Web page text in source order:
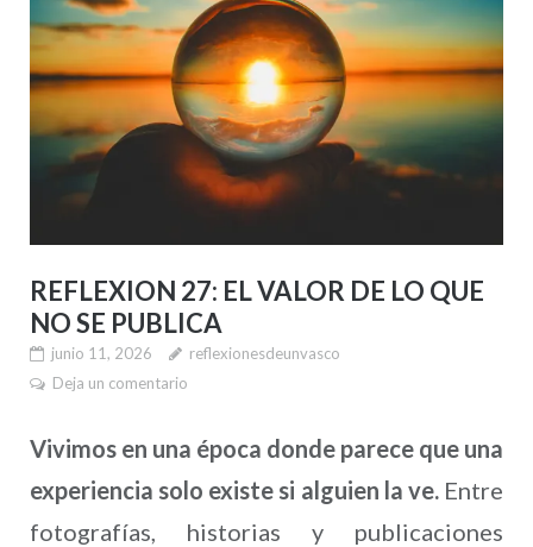
REFLEXION 27: EL VALOR DE LO QUE
NO SE PUBLICA
junio 11, 2026
reflexionesdeunvasco
Deja un comentario
Vivimos en una época donde parece que una
experiencia solo existe si alguien la ve.Entre
fotografías, historias y publicaciones